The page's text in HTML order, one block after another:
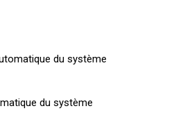
du système
du système